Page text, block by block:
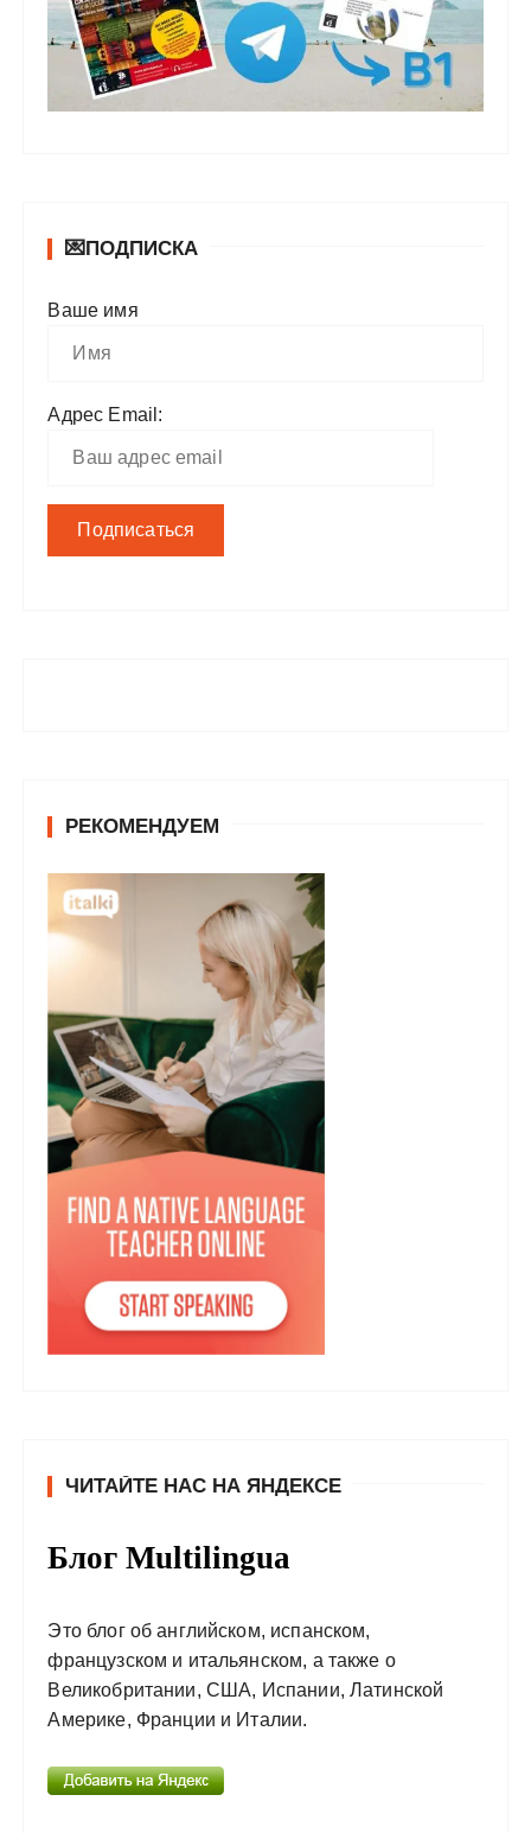
💌ПОДПИСКА
Ваше имя
Адрес Email:
РЕКОМЕНДУЕМ
ЧИТАЙТЕ НАС НА ЯНДЕКСЕ
Блог Multilingua
Это блог об английском, испанском,
французском и итальянском, а также о
Великобритании, США, Испании, Латинской
Америке, Франции и Италии.